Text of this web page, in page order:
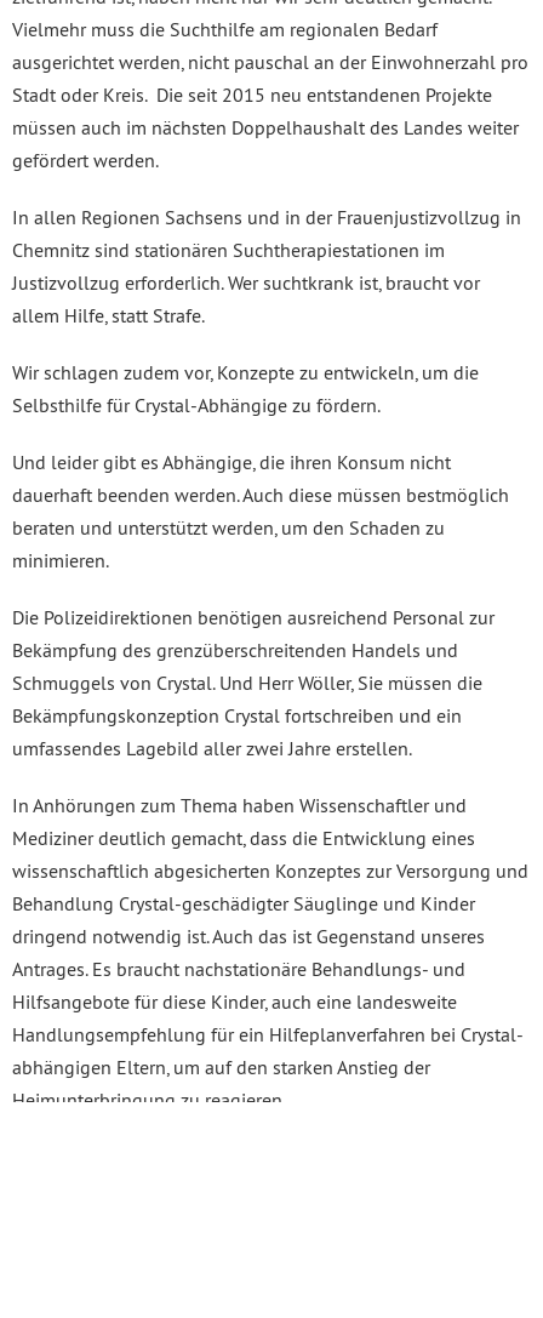
Vielmehr muss die Suchthilfe am regionalen Bedarf
ausgerichtet werden, nicht pauschal an der Einwohnerzahl pro
Stadt oder Kreis. Die seit 2015 neu entstandenen Projekte
müssen auch im nächsten Doppelhaushalt des Landes weiter
gefördert werden.
In allen Regionen Sachsens und in der Frauenjustizvollzug in
Chemnitz sind stationären Suchtherapiestationen im
Justizvollzug erforderlich. Wer suchtkrank ist, braucht vor
allem Hilfe, statt Strafe.
Wir schlagen zudem vor, Konzepte zu entwickeln, um die
Selbsthilfe für Crystal-Abhängige zu fördern.
Und leider gibt es Abhängige, die ihren Konsum nicht
dauerhaft beenden werden. Auch diese müssen bestmöglich
beraten und unterstützt werden, um den Schaden zu
minimieren.
Die Polizeidirektionen benötigen ausreichend Personal zur
Bekämpfung des grenzüberschreitenden Handels und
Schmuggels von Crystal. Und Herr Wöller, Sie müssen die
Bekämpfungskonzeption Crystal fortschreiben und ein
umfassendes Lagebild aller zwei Jahre erstellen.
In Anhörungen zum Thema haben Wissenschaftler und
Mediziner deutlich gemacht, dass die Entwicklung eines
wissenschaftlich abgesicherten Konzeptes zur Versorgung und
Behandlung Crystal-geschädigter Säuglinge und Kinder
dringend notwendig ist. Auch das ist Gegenstand unseres
Antrages. Es braucht nachstationäre Behandlungs- und
Hilfsangebote für diese Kinder, auch eine landesweite
Handlungsempfehlung für ein Hilfeplanverfahren bei Crystal-
abhängigen Eltern, um auf den starken Anstieg der
Heimunterbringung zu reagieren.